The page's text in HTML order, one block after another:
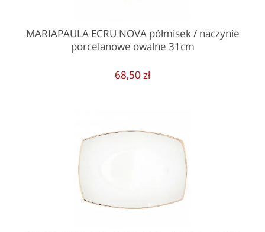
MARIAPAULA ECRU NOVA półmisek / naczynie
porcelanowe owalne 31cm
68,50 zł